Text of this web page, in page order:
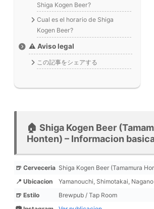
Shiga Kogen Beer?
Cual es el horario de Shiga
Kogen Beer?
⚠️ Aviso legal
この記事をシェアする
🏠 Shiga Kogen Beer
Honten) – Informacion
🍺 Cerveceria Shiga Kogen Beer (Tamamura
📍 Ubicacion
Yamanouchi, Shimotakai, Nagano
🍺 Estilo
Brewpub / Tap Room